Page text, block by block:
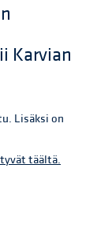
Karvian
Lisäksi on
täältä.